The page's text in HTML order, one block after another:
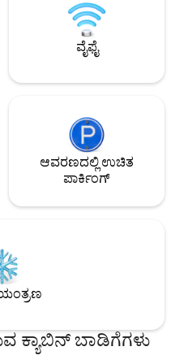
ವೈಫೈ
ಆವರಣದಲ್ಲಿ ಉಚಿತ
ಪಾರ್ಕಿಂಗ್
ಕ್ಯಾಬಿನ್ ಬಾಡಿಗೆಗಳು